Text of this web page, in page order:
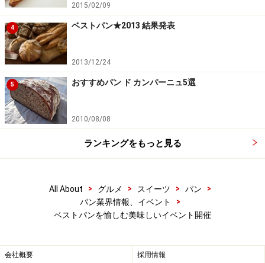
2015/02/09
4 ベストパン★2013 結果発表
2013/12/24
5 おすすめパン ド カンパーニュ5選
2010/08/08
ランキングをもっと見る
All About > グルメ > スイーツ > パン
>
パン業界情報、イベント
>
ベストパンを愉しむ美味しいイベント開催
会社概要 採用情報